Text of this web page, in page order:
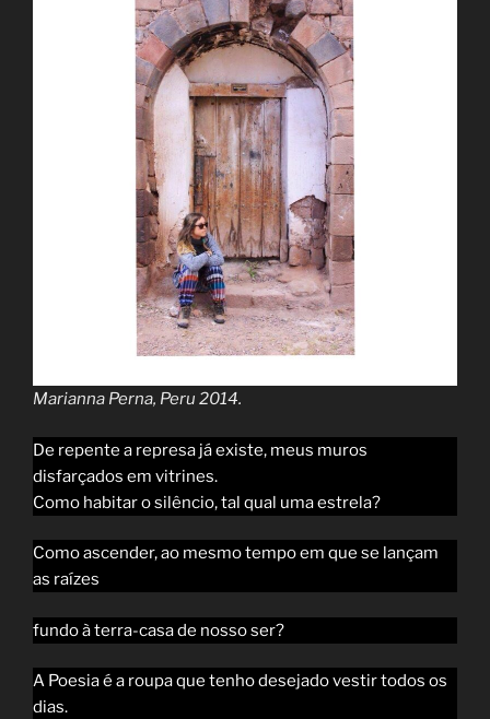
Marianna Perna, Peru 2014.
De repente a represa já existe, meus muros
disfarçados em vitrines.
Como habitar o silêncio, tal qual uma estrela?
Como ascender, ao mesmo tempo em que se lançam
as raízes
fundo à terra-casa de nosso ser?
A Poesia é a roupa que tenho desejado vestir todos os
dias.